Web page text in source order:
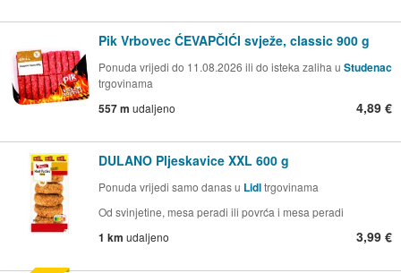
Pik Vrbovec ĆEVAPČIĆI svježe, classic 900 g
Ponuda vrijedi do 11.08.2026 ili do isteka zaliha u Studenac
trgovinama
557 m udaljeno 4,89 €
DULANO Pljeskavice XXL 600 g
Ponuda vrijedi samo danas u Lidltrgovinama
Od svinjetine, mesa peradi ili povrća i mesa peradi
1 km udaljeno 3,99 €